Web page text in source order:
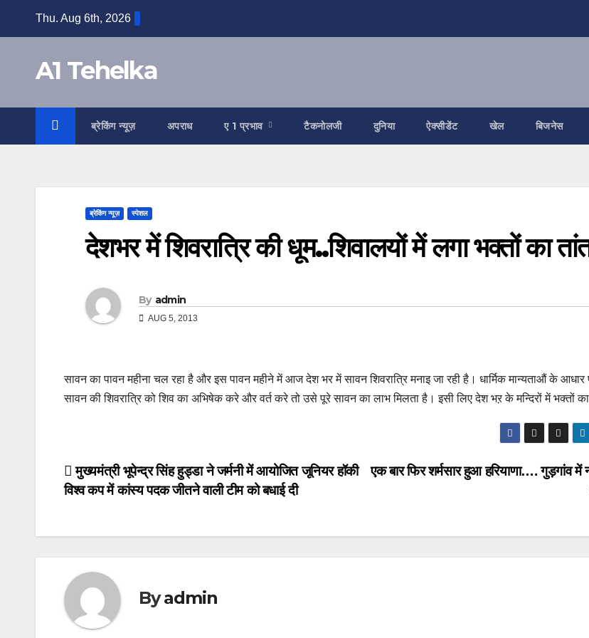
Thu. Aug 6th, 2026
A1 Tehelka
ब्रेकिंग न्यूज़ अपराध ए 1 प्रभाव टैकनोलजी दुनिया ऐक्सीडेंट खेल बिजनेस
ब्रेकिंग न्यूज़ स्पेशल
देशभर में शिवरात्रि की धूम..शिवालयों में लगा भक्तों का
By admin
AUG 5, 2013
सावन का पावन महीना चल रहा है और इस पावन महीने में आज देश भर में सावन शिवरात्रि मनाइ जा रही है। धार्मिक मान्यताऔं के आधार
सावन की शिवरात्रि को शिव का अभिषेक करे और वर्त करे तो उसे पूरे सावन का लाभ मिलता है। इसी लिए देश भऱ के मन्दिरों में भक्तों
Post
एक बार फिर शर्मसार हुआ हरियाणा…. गुड़गांव में
मुख्यमंत्री भूपेन्द्र सिंह हुड्डा ने जर्मनी में आयोजित जूनियर हॉकी
विश्व कप में कांस्य पदक जीतने वाली टीम को बधाई दी
Byadmin